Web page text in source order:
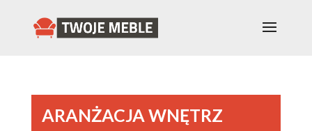
ARANŻACJA WNĘTRZ